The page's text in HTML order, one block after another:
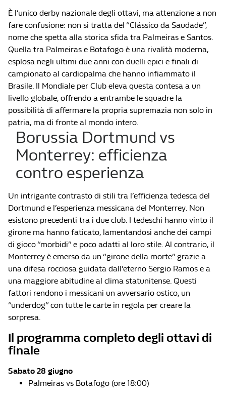
È l’unico derby nazionale degli ottavi, ma attenzione a non
fare confusione: non si tratta del “Clássico da Saudade”,
nome che spetta alla storica sfida tra Palmeiras e Santos.
Quella tra Palmeiras e Botafogo è una rivalità moderna,
esplosa negli ultimi due anni con duelli epici e finali di
campionato al cardiopalma che hanno infiammato il
Brasile. Il Mondiale per Club eleva questa contesa a un
livello globale, offrendo a entrambe le squadre la
possibilità di affermare la propria supremazia non solo in
patria, ma di fronte al mondo intero.
Borussia Dortmund vs
Monterrey: efficienza
contro esperienza
Un intrigante contrasto di stili tra l’efficienza tedesca del
Dortmund e l’esperienza messicana del Monterrey. Non
esistono precedenti tra i due club. I tedeschi hanno vinto il
girone ma hanno faticato, lamentandosi anche dei campi
di gioco “morbidi” e poco adatti al loro stile. Al contrario, il
Monterrey è emerso da un “girone della morte” grazie a
una difesa rocciosa guidata dall’eterno Sergio Ramos e a
una maggiore abitudine al clima statunitense. Questi
fattori rendono i messicani un avversario ostico, un
“underdog” con tutte le carte in regola per creare la
sorpresa.
Il programma completo degli ottavi di
finale
Sabato 28 giugno
Palmeiras vs Botafogo (ore 18:00)